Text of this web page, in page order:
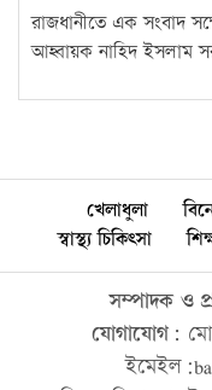
রাজধানীতে এক সংবাদ
আহ্বায়ক নাহিদ ইসলাম
খেলাধুলা
স্বাস্থ্য চিকিৎসা
সম্পাদক ও
যোগাযোগ: